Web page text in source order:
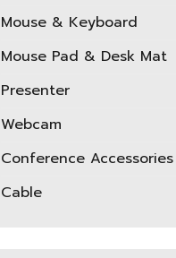
Mouse & Keyboard
Mouse Pad & Desk Mat
Presenter
Webcam
Conference Accessories
Cable